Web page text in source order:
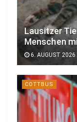
Lausitzer
Menschen
6. AUGUST 2026
COTTBUS